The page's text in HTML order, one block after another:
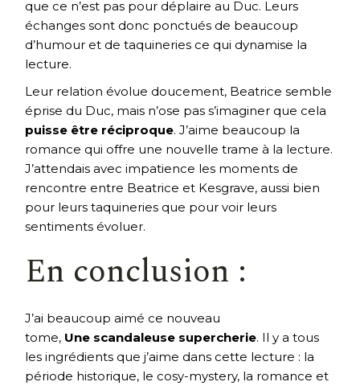
que ce n’est pas pour déplaire au Duc. Leurs
échanges sont donc ponctués de beaucoup
d’humour et de taquineries ce qui dynamise la
lecture.
Leur relation évolue doucement, Beatrice semble
éprise du Duc, mais n’ose pas s’imaginer que cela
puisse être réciproque. J’aime beaucoup la
romance qui offre une nouvelle trame à la lecture.
J’attendais avec impatience les moments de
rencontre entre Beatrice et Kesgrave, aussi bien
pour leurs taquineries que pour voir leurs
sentiments évoluer.
En conclusion :
J’ai beaucoup aimé ce nouveau
tome, Une scandaleuse supercherie. Il y a tous
les ingrédients que j’aime dans cette lecture : la
période historique, le cosy-mystery, la romance et